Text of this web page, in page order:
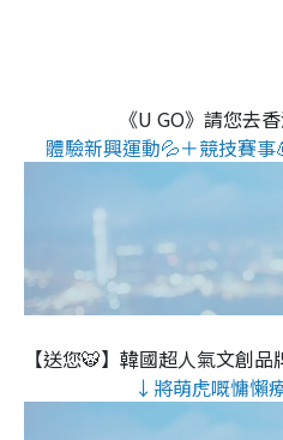
《U GO》請您去
體驗新興運動💦＋競技賽
【送您🐯】韓國超人氣文創
↓將萌虎嘅慵懶